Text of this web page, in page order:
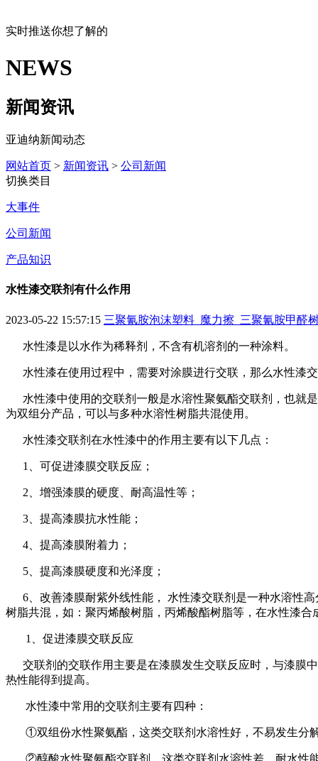
实时推送你想了解的
NEWS
新闻资讯
亚迪纳新闻动态
网站首页 > 新闻资讯 > 公司新闻
切换类目
大事件
公司新闻
产品知识
水性漆交联剂有什么作用
2023-05-22 15:57:15 三聚氰胺泡沫塑料_魔力擦_三聚氰胺甲醛
水性漆是以水作为稀释剂，不含有机溶剂的一种涂料。
水性漆在使用过程中，需要对涂膜进行交联，那么水性漆
水性漆中使用的交联剂一般是水溶性聚氨酯交联剂，也就
为双组分产品，可以与多种水溶性树脂共混使用。
水性漆交联剂在水性漆中的作用主要有以下几点：
1、可促进漆膜交联反应；
2、增强漆膜的硬度、耐高温性等；
3、提高漆膜抗水性能；
4、提高漆膜附着力；
5、提高漆膜硬度和光泽度；
6、改善漆膜耐紫外线性能， 水性漆交联剂是一种水溶性高
树脂共混，如：聚丙烯酸树脂，丙烯酸酯树脂等，在水性漆
1、促进漆膜交联反应
交联剂的交联作用主要是在漆膜发生交联反应时，与漆膜
热性能得到提高。
水性漆中常用的交联剂主要有四种：
①双组份水性聚氨酯，这类交联剂水溶性好，不易发生分
②醇酸水性聚氨酯交联剂，这类交联剂水溶性差，耐水性